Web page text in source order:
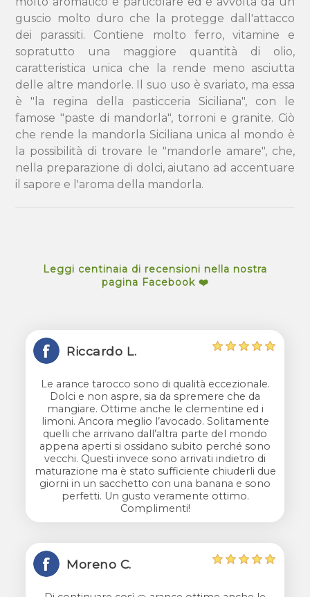
guscio molto duro che la protegge dall'attacco
dei parassiti. Contiene molto ferro, vitamine e
sopratutto una maggiore quantità di olio,
caratteristica unica che la rende meno asciutta
delle altre mandorle. Il suo uso è svariato, ma essa
è "la regina della pasticceria Siciliana", con le
famose "paste di mandorla", torroni e granite. Ciò
che rende la mandorla Siciliana unica al mondo è
la possibilità di trovare le "mandorle amare", che,
nella preparazione di dolci, aiutano ad accentuare
il sapore e l'aroma della mandorla.
Leggi centinaia di recensioni nella nostra
pagina Facebook ❤️
Riccardo L.
Le arance tarocco sono di qualità eccezionale.
Dolci e non aspre, sia da spremere che da
mangiare. Ottime anche le clementine ed i
limoni. Ancora meglio l’avocado. Solitamente
quelli che arrivano dall’altra parte del mondo
appena aperti si ossidano subito perché sono
vecchi. Questi invece sono arrivati indietro di
maturazione ma è stato sufficiente chiuderli due
giorni in un sacchetto con una banana e sono
perfetti. Un gusto veramente ottimo.
Complimenti!
Moreno C.